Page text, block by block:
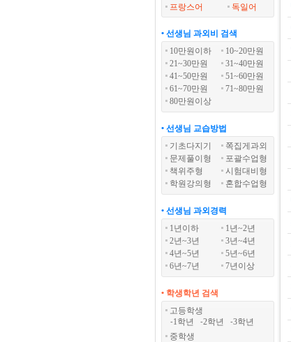
프랑스어
독일어
• 선생님 과외비 검색
10만원이하
10~20만원
21~30만원
31~40만원
41~50만원
51~60만원
61~70만원
71~80만원
80만원이상
• 선생님 교습방법
기초다지기
쪽집게과외
문제풀이형
포괄수업형
책위주형
시험대비형
학원강의형
혼합수업형
• 선생님 과외경력
1년이하
1년~2년
2년~3년
3년~4년
4년~5년
5년~6년
6년~7년
7년이상
• 학생학년 검색
고등학생
-1학년 -2학년 -3학년
중학생